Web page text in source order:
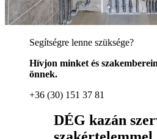
Segítségre lenne szüksége?
Hívjon minket és
önnek.
+36 (30) 151 37 81
DÉG kazán